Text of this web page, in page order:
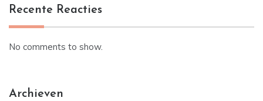
Recente Reacties
No comments to show.
Archieven